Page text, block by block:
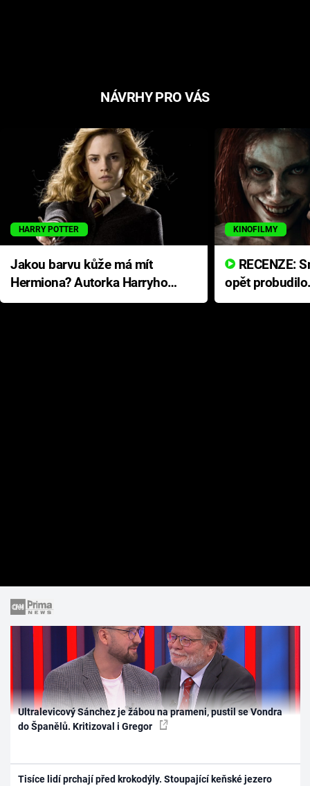
NÁVRHY PRO VÁS
HARRY POTTER
Jakou barvu kůže má mít
Hermiona? Autorka Harryho
Pottera přišla s ráznou
KINOFILMY
opět
přichází s
Ultralevicový Sánchez je žábou na prameni, pustil se Vondra
do Španělů. Kritizoval i Gregor
Tisíce lidí prchají před krokodýly. Stoupající keňské jezero